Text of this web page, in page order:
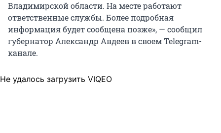
Владимирской области. На месте работают
ответственные службы. Более подробная
информация будет сообщена позже», — сообщил
губернатор Александр Авдеев в своем Telegram-
канале.
Не удалось загрузить VIQEO